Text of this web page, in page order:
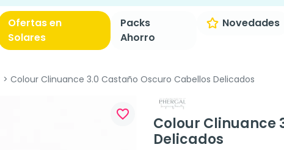
Ofertas en
Solares
Packs
Ahorro
Novedades
Colour Clinuance 3.0 Castaño Oscuro Cabellos Delicados
favorite_border
Colour Clinuance
Delicados